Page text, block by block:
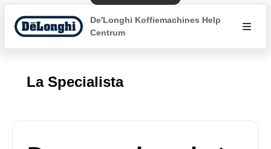
De'Longhi Koffiemachines Help
Centrum
La Specialista